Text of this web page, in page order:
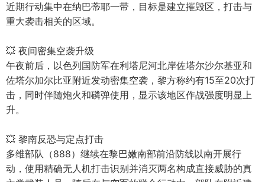
近期行动集中在纳巴蒂耶一带，目标是建立摧毁区，打击与
重大袭击相关的区域。
💥 夜间密集空袭升级
午夜前后，以色列国防军在利塔尼河北岸佐塔尔沙尔基亚和
佐塔尔加尔比亚附近发动密集空袭，黎方称约有15至20次打
击，同时伴随炮火和磷弹使用，显示该地区作战强度明显上
升。
💥 黎南反恐与定点打击
多维部队（888）继续在黎巴嫩南部前沿防线以南开展行
动，使用精确无人机打击识别并消灭两名构成直接威胁的真